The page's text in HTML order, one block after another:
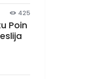
425
Poin